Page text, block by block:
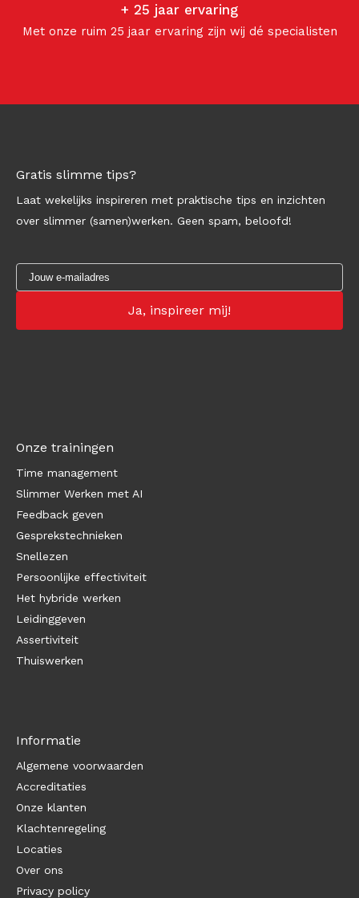
+ 25 jaar ervaring
Met onze ruim 25 jaar ervaring zijn wij dé specialisten
Gratis slimme tips?
Laat wekelijks inspireren met praktische tips en inzichten
over slimmer (samen)werken. Geen spam, beloofd!
Onze trainingen
Time management
Slimmer Werken met AI
Feedback geven
Gesprekstechnieken
Snellezen
Persoonlijke effectiviteit
Het hybride werken
Leidinggeven
Assertiviteit
Thuiswerken
Informatie
Algemene voorwaarden
Accreditaties
Onze klanten
Klachtenregeling
Locaties
Over ons
Privacy policy